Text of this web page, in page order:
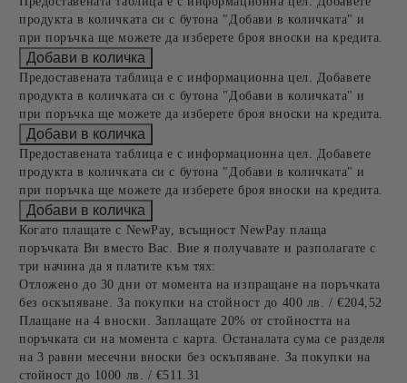
продукта в количката си с бутона "Добави в количката" и
при поръчка ще можете да изберете броя вноски на кредита.
Предоставената таблица е с информационна цел. Добавете
продукта в количката си с бутона "Добави в количката" и
при поръчка ще можете да изберете броя вноски на кредита.
Предоставената таблица е с информационна цел. Добавете
продукта в количката си с бутона "Добави в количката" и
при поръчка ще можете да изберете броя вноски на кредита.
Когато плащате с NewPay, всъщност NewPay плаща
поръчката Ви вместо Вас. Вие я получавате и разполагате с
три начина да я платите към тях:
Отложено до 30 дни от момента на изпращане на поръчката
без оскъпяване. За покупки на стойност до 400 лв. / €204,52
Плащане на 4 вноски. Заплащате 20% от стойността на
поръчката си на момента с карта. Останалата сума се разделя
на 3 равни месечни вноски без оскъпяване. За покупки на
стойност до 1000 лв. / €511.31